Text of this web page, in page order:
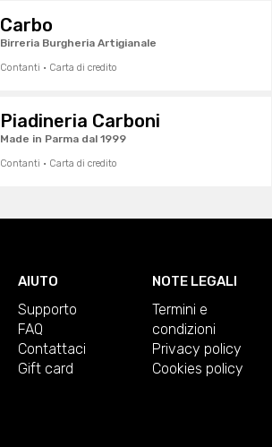
Carbo
Birreria Burgheria Artigianale
Contanti · Carta di credito
Piadineria Carboni
Made in Parma dal 1999
Contanti · Carta di credito
AIUTO
Supporto
FAQ
Contattaci
Gift card
NOTE LEGALI
Termini e
condizioni
Privacy policy
Cookies policy